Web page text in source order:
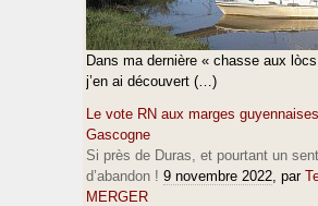
Dans ma dernière « chasse aux
j’en ai découvert (…)
Le vote RN aux marges
Gascogne
Si près de Duras, et pourtant un
d’abandon ! 9 novembre 2022, par
MERGER